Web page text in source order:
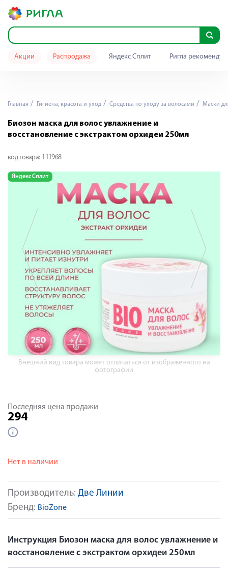
Акции Распродажа Яндекс Сплит Ригла
Главная Гигиена, красота и уход Средства по уходу за волосами Маски
Биозон маска для волос увлажнение и
восстановление с экстрактом орхидеи 250мл
код товара: 111968
Яндекс Сплит
Внешний вид товара может отличаться от изображённого на
фотографии
Производитель: Две Линии
Бренд: BioZone
Последняя цена продажи
294
Нет в наличии
Инструкция Биозон маска для волос увлажнение и
восстановление с экстрактом орхидеи 250мл